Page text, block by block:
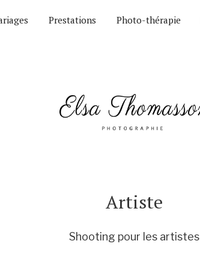
Prestations Photo-thérapie
Artiste
Shooting pour les artistes